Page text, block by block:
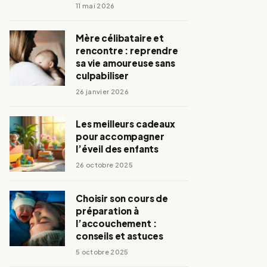
11 mai 2026
Mère célibataire et
rencontre : reprendre
sa vie amoureuse sans
culpabiliser
26 janvier 2026
Les meilleurs cadeaux
pour accompagner
l’éveil des enfants
26 octobre 2025
Choisir son cours de
préparation à
l’accouchement :
conseils et astuces
5 octobre 2025